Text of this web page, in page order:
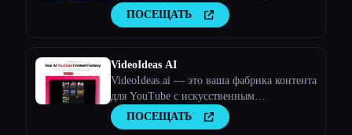
клипыПОСЕЩАТЬ
VideoIdeas AI
VideoIdeas.ai — это ваша фабрика контента
для YouTube с искусственным
интеллектом. Создавайте полезные для
вирусов сценарии, свежие идеи для видео
ПОСЕЩАТЬ